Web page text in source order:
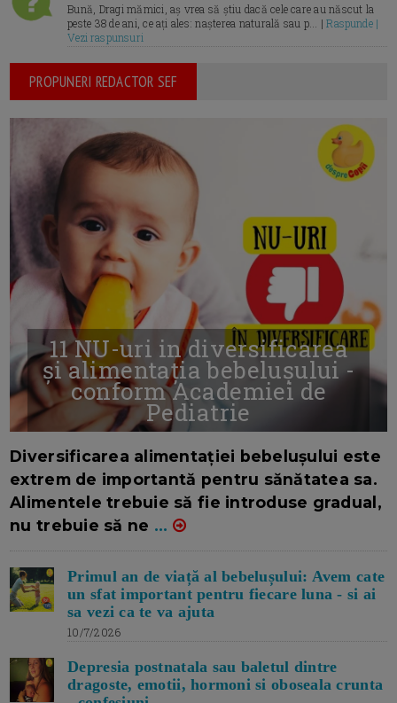
Bună, Dragi mămici, aș vrea să știu dacă cele care au născut la
peste 38 de ani, ce ați ales: nașterea naturală sau p... |Raspunde |
Vezi raspunsuri
PROPUNERI REDACTOR SEF
11 NU-uri in diversificarea
și alimentația bebelușului -
conform Academiei de
Pediatrie
Diversificarea alimentației bebelușului este
extrem de importantă pentru sănătatea sa.
Alimentele trebuie să fie introduse gradual,
nu trebuie să ne ...
Primul an de viață al bebelușului: Avem cate
un sfat important pentru fiecare luna - si ai
sa vezi ca te va ajuta
10/7/2026
Depresia postnatala sau baletul dintre
dragoste, emotii, hormoni si oboseala crunta